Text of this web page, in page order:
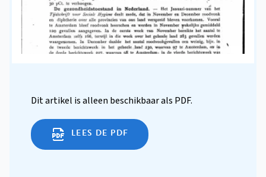
Dit artikel is alleen beschikbaar als PDF.
LEES DE PDF